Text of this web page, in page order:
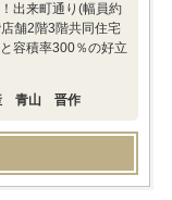
出来町通り(幅員約
舗2階3階共同住宅
容積率300％の好立
青山 晋作